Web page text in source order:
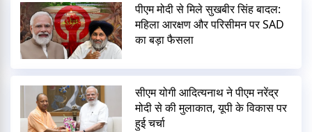
पीएम मोदी से मिले सुखबीर सिंह बादल:
महिला आरक्षण और परिसीमन पर SAD
का बड़ा फैसला
सीएम योगी आदित्यनाथ ने पीएम नरेंद्र
मोदी से की मुलाकात, यूपी के विकास पर
हुई चर्चा